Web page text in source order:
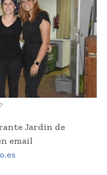
Jardin de
email